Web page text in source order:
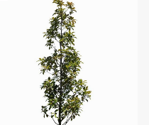
無料ダウンロード